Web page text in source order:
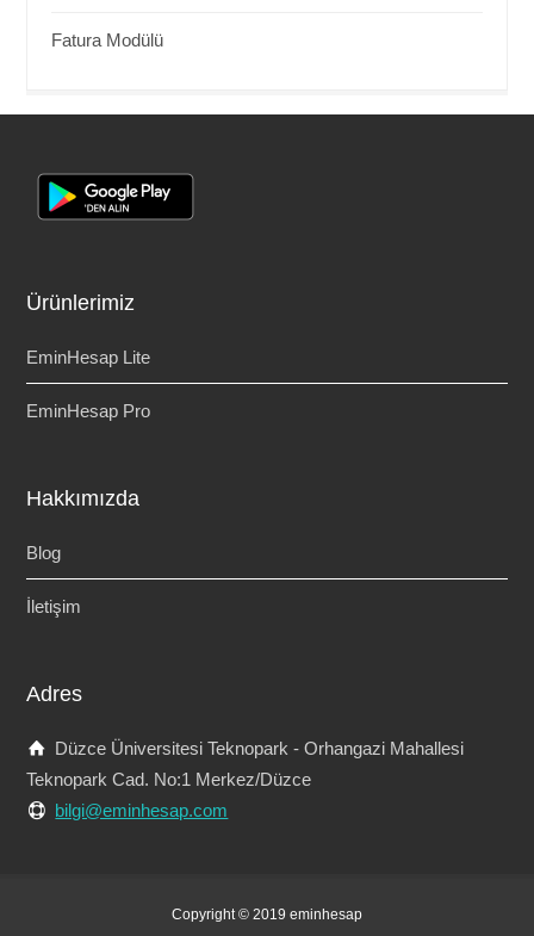
Fatura Modülü
Ürünlerimiz
EminHesap Lite
EminHesap Pro
Hakkımızda
Blog
İletişim
Adres
Düzce Üniversitesi Teknopark - Orhangazi Mahallesi
Teknopark Cad. No:1 Merkez/Düzce
bilgi@eminhesap.com
Copyright © 2019 eminhesap